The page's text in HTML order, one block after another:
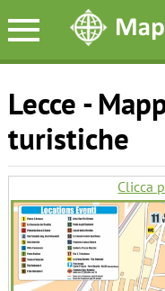
Lecce -
turistiche
Clicca